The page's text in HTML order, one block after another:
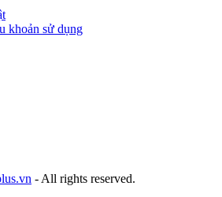
khoản sử dụng
- All rights reserved.